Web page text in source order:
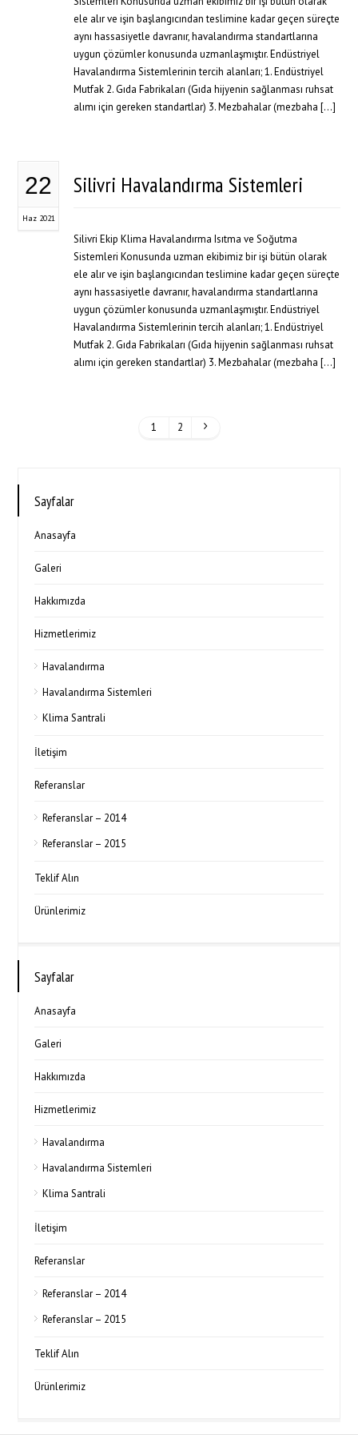
ele alır ve işin başlangıcından teslimine kadar geçen süreçte
aynı hassasiyetle davranır, havalandırma standartlarına
uygun çözümler konusunda uzmanlaşmıştır. Endüstriyel
Havalandırma Sistemlerinin tercih alanları; 1. Endüstriyel
Mutfak 2. Gıda Fabrikaları (Gıda hijyenin sağlanması ruhsat
alımı için gereken standartlar) 3. Mezbahalar (mezbaha […]
22
Haz 2021
Silivri Havalandırma Sistemleri
Silivri Ekip Klima Havalandırma Isıtma ve Soğutma
Sistemleri Konusunda uzman ekibimiz bir işi bütün olarak
ele alır ve işin başlangıcından teslimine kadar geçen süreçte
aynı hassasiyetle davranır, havalandırma standartlarına
uygun çözümler konusunda uzmanlaşmıştır. Endüstriyel
Havalandırma Sistemlerinin tercih alanları; 1. Endüstriyel
Mutfak 2. Gıda Fabrikaları (Gıda hijyenin sağlanması ruhsat
alımı için gereken standartlar) 3. Mezbahalar (mezbaha […]
1 2
Sayfalar
Anasayfa
Galeri
Hakkımızda
Hizmetlerimiz
Havalandırma
Havalandırma Sistemleri
Klima Santrali
İletişim
Referanslar
Referanslar – 2014
Referanslar – 2015
Teklif Alın
Ürünlerimiz
Sayfalar
Anasayfa
Galeri
Hakkımızda
Hizmetlerimiz
Havalandırma
Havalandırma Sistemleri
Klima Santrali
İletişim
Referanslar
Referanslar – 2014
Referanslar – 2015
Teklif Alın
Ürünlerimiz